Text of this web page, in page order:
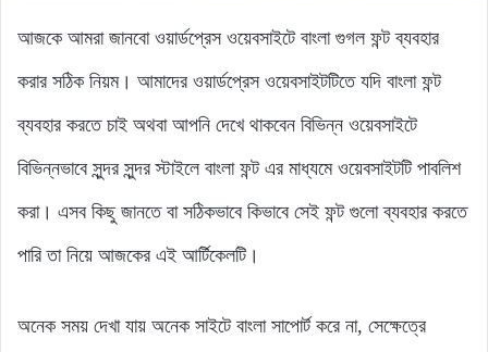
আজকে আমরা জানবো ওয়ার্ডপ্রেস ওয়েবসাইটে বাংলা গুগল ফন্ট ব্যবহার
করার সঠিক নিয়ম। আমাদের ওয়ার্ডপ্রেস ওয়েবসাইটটিতে যদি বাংলা ফন্ট
ব্যবহার করতে চাই অথবা আপনি দেখে থাকবেন বিভিন্ন ওয়েবসাইটে
বিভিন্নভাবে সুন্দর সুন্দর স্টাইলে বাংলা ফন্ট এর মাধ্যমে ওয়েবসাইটটি পাবলিশ
করা। এসব কিছু জানতে বা সঠিকভাবে কিভাবে সেই ফন্ট গুলো ব্যবহার করতে
পারি তা নিয়ে আজকের এই আর্টিকেলটি।
অনেক সময় দেখা যায় অনেক সাইটে বাংলা সাপোর্ট করে না, সেক্ষেত্রে